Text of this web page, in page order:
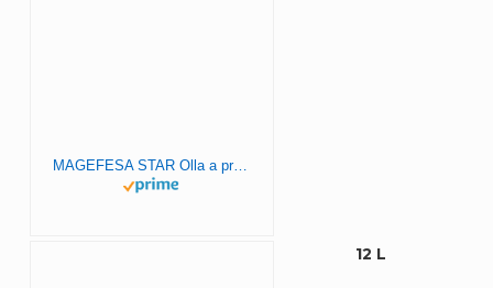
MAGEFESA STAR Olla a presión rápida, fácil uso, acero inoxidable 18/10, apta para inducción. Fondo termodifusor, 3 sistemas de seguridad (RECTA, 10L)
12 L